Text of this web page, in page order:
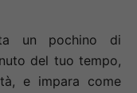
un pochino di
del tuo tempo,
e impara come